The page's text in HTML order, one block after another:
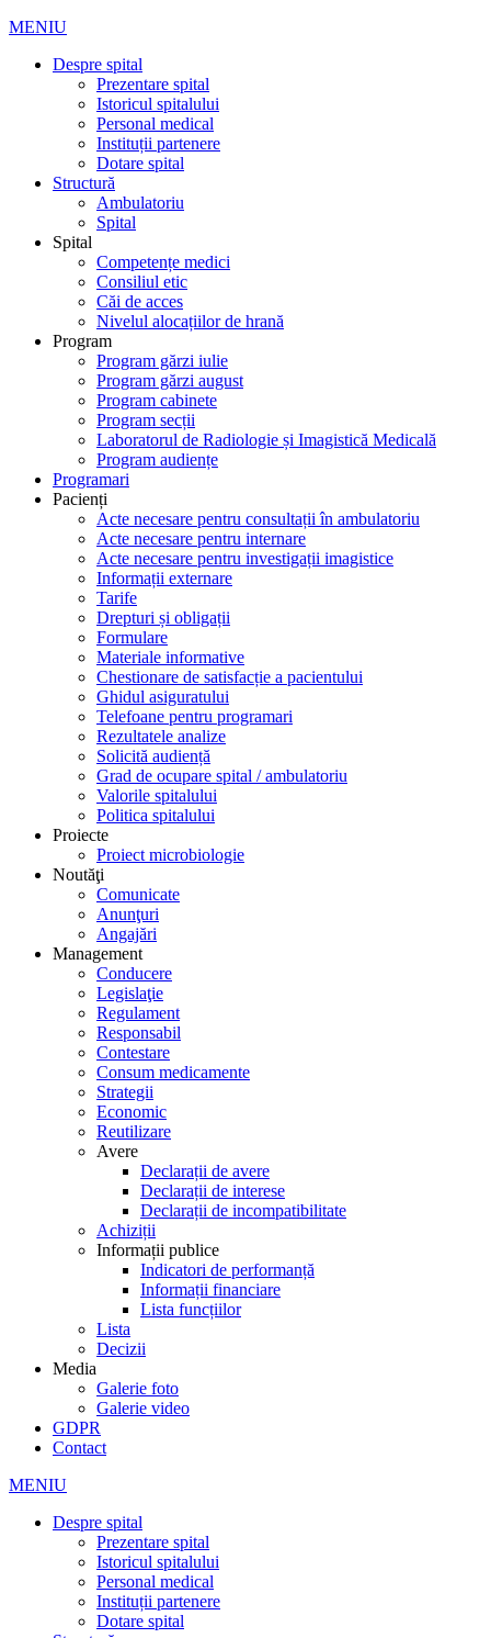
MENIU
Despre spital
Prezentare spital
Istoricul spitalului
Personal medical
Instituții partenere
Dotare spital
Structură
Ambulatoriu
Spital
Spital
Competențe medici
Consiliul etic
Căi de acces
Nivelul alocațiilor de hrană
Program
Program gărzi iulie
Program gărzi august
Program cabinete
Program secții
Laboratorul de Radiologie și Imagistică Medicală
Program audiențe
Programari
Pacienți
Acte necesare pentru consultații în ambulatoriu
Acte necesare pentru internare
Acte necesare pentru investigații imagistice
Informații externare
Tarife
Drepturi și obligații
Formulare
Materiale informative
Chestionare de satisfacție a pacientului
Ghidul asiguratului
Telefoane pentru programari
Rezultatele analize
Solicită audiență
Grad de ocupare spital / ambulatoriu
Valorile spitalului
Politica spitalului
Proiecte
Proiect microbiologie
Noutăţi
Comunicate
Anunţuri
Angajări
Management
Conducere
Legislaţie
Regulament
Responsabil
Contestare
Consum medicamente
Strategii
Economic
Reutilizare
Avere
Declarații de avere
Declarații de interese
Declarații de incompatibilitate
Achiziții
Informații publice
Indicatori de performanță
Informații financiare
Lista funcțiilor
Lista
Decizii
Media
Galerie foto
Galerie video
GDPR
Contact
MENIU
Despre spital
Prezentare spital
Istoricul spitalului
Personal medical
Instituții partenere
Dotare spital